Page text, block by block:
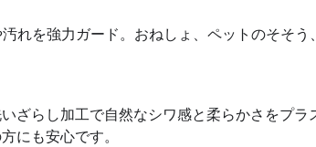
れを強力ガード。おねしょ、ペットのそそ
ざらし加工で自然なシワ感と柔らかさをプ
にも安心です。